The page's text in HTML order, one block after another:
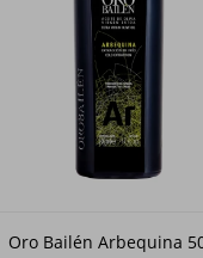
Oro Bailén Arbequina